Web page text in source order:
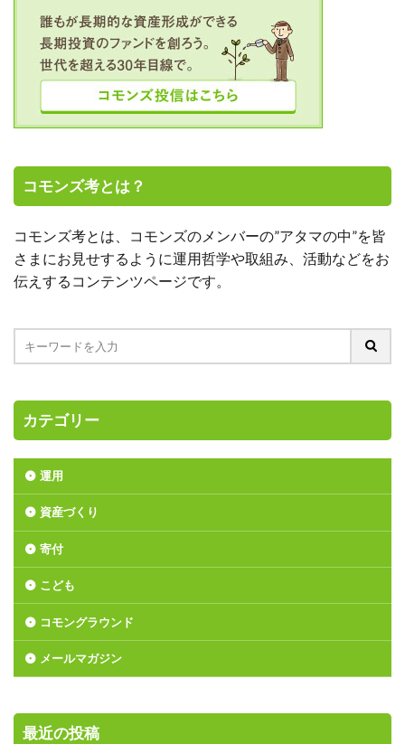
コモンズ考とは？
コモンズ考とは、コモンズのメンバーの”アタマの中”を皆
さまにお見せするように運用哲学や取組み、活動などをお
伝えするコンテンツページです。
カテゴリー
運用
資産づくり
寄付
こども
コモングラウンド
メールマガジン
最近の投稿